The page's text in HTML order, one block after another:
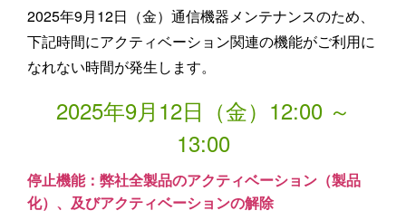
2025年9月12日（金）通信機器メンテナンスのため、
下記時間にアクティベーション関連の機能がご利用に
なれない時間が発生します。
2025年9月12日（金）12:00 ～
13:00
停止機能：弊社全製品のアクティベーション（製品
化）、及びアクティベーションの解除